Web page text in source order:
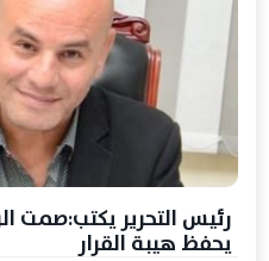
رئيس التحرير
يحفظ هيبة القرار